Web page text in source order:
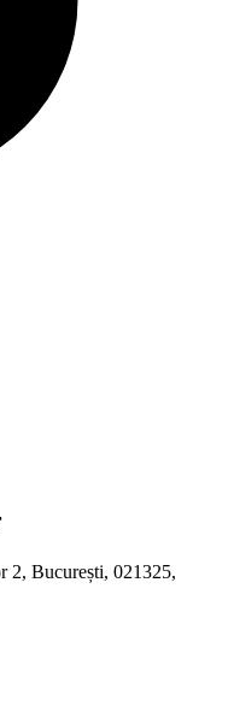
2, București, 021325,